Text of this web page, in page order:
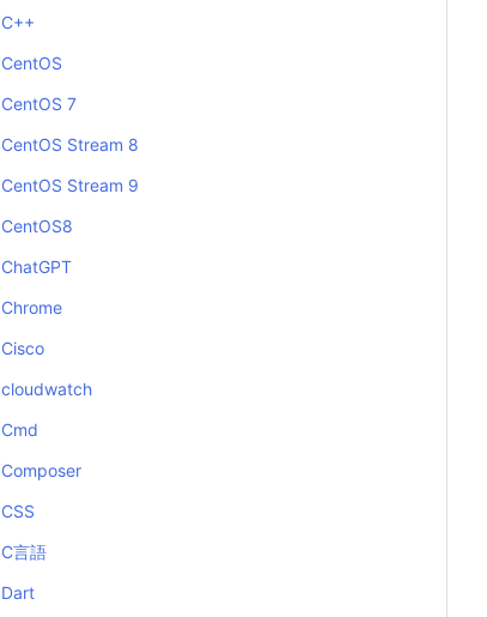
C++
CentOS
CentOS 7
CentOS Stream 8
CentOS Stream 9
CentOS8
ChatGPT
Chrome
Cisco
cloudwatch
Cmd
Composer
CSS
C言語
Dart